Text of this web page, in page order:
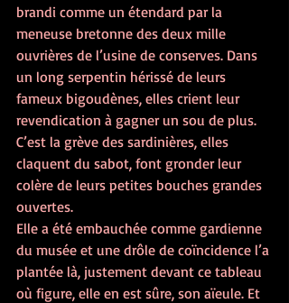
brandi comme un étendard par la
meneuse bretonne des deux mille
ouvrières de l’usine de conserves. Dans
un long serpentin hérissé de leurs
fameux bigoudènes, elles crient leur
revendication à gagner un sou de plus.
C’est la grève des sardinières, elles
claquent du sabot, font gronder leur
colère de leurs petites bouches grandes
ouvertes.
Elle a été embauchée comme gardienne
du musée et une drôle de coïncidence l’a
plantée là, justement devant ce tableau
où figure, elle en est sûre, son aïeule. Et